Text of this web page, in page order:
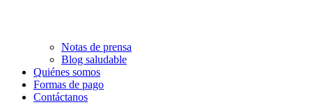
Notas de prensa
Blog saludable
Quiénes somos
Formas de pago
Contáctanos